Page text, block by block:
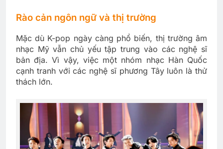
Rào cản ngôn ngữ và thị trường
Mặc dù K-pop ngày càng phổ biến, thị trường âm
nhạc Mỹ vẫn chủ yếu tập trung vào các nghệ sĩ
bản địa. Vì vậy, việc một nhóm nhạc Hàn Quốc
cạnh tranh với các nghệ sĩ phương Tây luôn là thử
thách lớn.